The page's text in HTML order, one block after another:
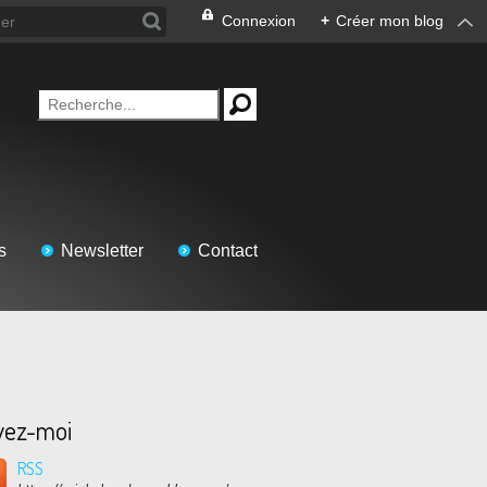
Connexion + Créer mon blog
Newsletter Contact
moi
RSS